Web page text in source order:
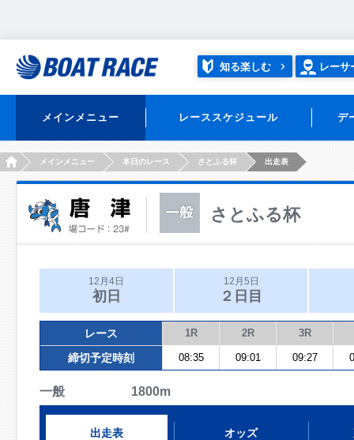
知る楽しむ レーサ
メインメニュー レーススケジュール デ
HOMEメインメニュー 本日のレース さとふる杯 出走表
さとふる杯
12月4日
初日
12月5日
２日目
レース 1R 2R 3R
締切予定時刻 08:35 09:01 09:27
一般 1800m
出走表 オッズ